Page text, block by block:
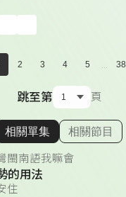
2 3 4 5 ... 38
跳至第 頁
顯示相關單集
相關單集 相關節目
閩南語我嘛會
的用法
住